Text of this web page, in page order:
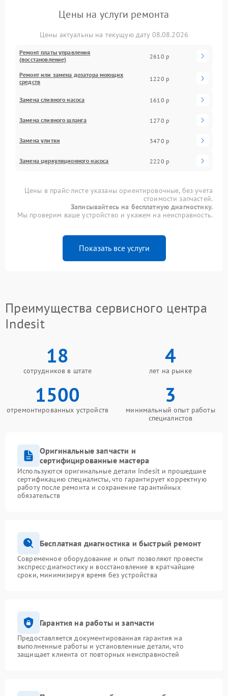
Цены на услуги ремонта
Цены актуальны на текущую дату 08.08.2026
Ремонт платы управления
(восстановление)
2610 р
Ремонт или замена дозатора моющих
средств
1220 р
Замена сливного насоса 1610 р
Замена сливного шланга 1270 р
Замена улитки 3470 р
Замена циркуляционного насоса 2220 р
Цены в прайс-листе указаны ориентировочные, без учета
стоимости запчастей.
Записывайтесь на бесплатную диагностику.
Мы проверим ваше устройство и укажем на неисправность.
Показать все услуги
Преимущества сервисного центра
Indesit
18
сотрудников в штате
4
лет на рынке
1500
отремонтированных устройств
3
минимальный опыт работы
специалистов
Оригинальные запчасти и
сертифицированные мастера
Используются оригинальные детали Indesit и прошедшие
сертификацию специалисты, что гарантирует корректную
работу после ремонта и сохранение гарантийных
обязательств
Бесплатная диагностика и быстрый ремонт
Современное оборудование и опыт позволяют провести
экспресс-диагностику и восстановление в кратчайшие
сроки, минимизируя время без устройства
Гарантия на работы и запчасти
Предоставляется документированная гарантия на
выполненные работы и установленные детали, что
защищает клиента от повторных неисправностей